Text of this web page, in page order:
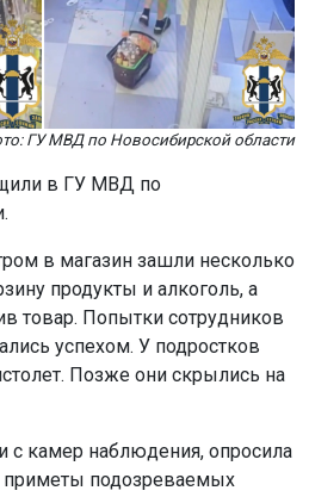
ГУ МВД по Новосибирской области
в ГУ МВД по
в магазин зашли несколько
продукты и алкоголь, а
товар. Попытки сотрудников
успехом. У подростков
Позже они скрылись на
с камер наблюдения, опросила
приметы подозреваемых